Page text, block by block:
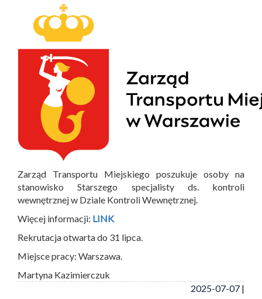
Zarząd Transportu Miejskiego poszukuje osoby na
stanowisko Starszego specjalisty ds. kontroli
wewnętrznej w Dziale Kontroli Wewnętrznej.
Więcej informacji: LINK
Rekrutacja otwarta do 31 lipca.
Miejsce pracy: Warszawa.
Martyna Kazimierczuk
2025-07-07 |